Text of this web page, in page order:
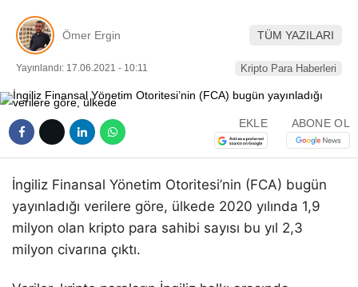
Ömer Ergin TÜM YAZILARI
Yayınlandı: 17.06.2021 - 10:11 Kripto Para Haberleri
EKLE ABONE OL
İngiliz Finansal Yönetim Otoritesi’nin (FCA) bugün
yayınladığı verilere göre, ülkede 2020 yılında 1,9
milyon olan kripto para sahibi sayısı bu yıl 2,3
milyon civarına çıktı.